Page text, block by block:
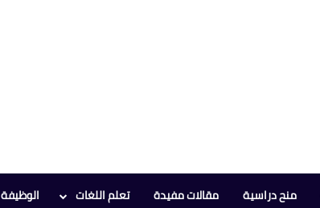
منح دراسية مقالات مفيدة تعلم اللغات الوظيفة